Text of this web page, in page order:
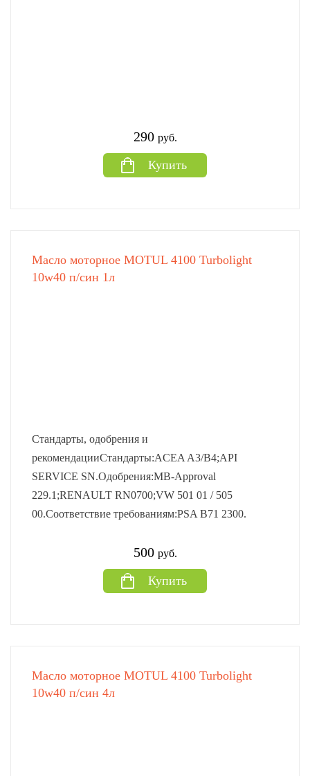
290 руб.
Купить
Масло моторное MOTUL 4100 Turbolight
10w40 п/син 1л
Стандарты, одобрения и
рекомендацииСтандарты:ACEA A3/B4;API
SERVICE SN.Одобрения:MB-Approval
229.1;RENAULT RN0700;VW 501 01 / 505
00.Соответствие требованиям:PSA B71 2300.
500 руб.
Купить
Масло моторное MOTUL 4100 Turbolight
10w40 п/син 4л